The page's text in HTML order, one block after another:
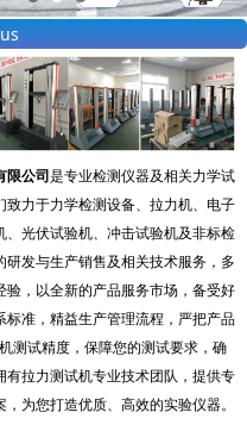
限公司是专业检测仪器及相关力学试
致力于力学检测设备、拉力机、电子
、光伏试验机、冲击试验机及非标检
研发与生产销售及相关技术服务，多
验，以全新的产品服务市场，备受好
标准，精益生产管理流程，严把产品
测试精度，保障您的测试要求，确
有拉力测试机专业技术团队，提供专
为您打造优质、高效的实验仪器。